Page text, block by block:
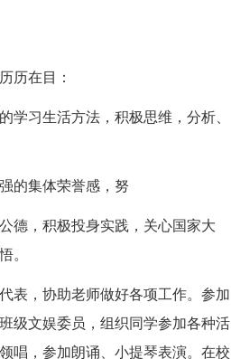
历在目：
学习生活方法，积极思维，分析、
的集体荣誉感，努
德，积极投身实践，关心国家大
。
表，协助老师做好各项工作。参加
级文娱委员，组织同学参加各种活
唱，参加朗诵、小提琴表演。在校